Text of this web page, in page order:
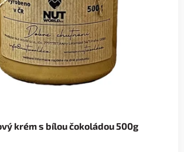
krém s bílou čokoládou 500g